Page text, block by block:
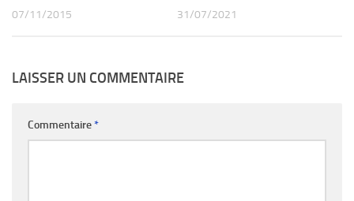
07/11/2015 31/07/2021
LAISSER UN COMMENTAIRE
Commentaire*